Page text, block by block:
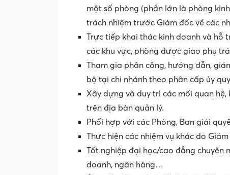
một số phòng (phần lớn là phòng
trách nhiệm trước Giám đốc về các
Trực tiếp khai thác kinh doanh và hỗ
các khu vực, phòng được giao phụ
Tham gia phân công, hướng dẫn,
bộ tại chi nhánh theo phân cấp ủy
Xây dựng và duy trì các mối quan
trên địa bàn quản lý.
Phối hợp với các Phòng, Ban giải
Thực hiện các nhiệm vụ khác do
Tốt nghiệp đại học/cao đẳng chuyên
doanh, ngân hàng…